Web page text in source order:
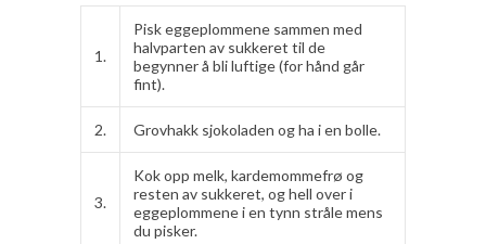
1.
Pisk eggeplommene sammen med
halvparten av sukkeret til de
begynner å bli luftige (for hånd går
fint).
2. Grovhakk sjokoladen og ha i en bolle.
3.
Kok opp melk, kardemommefrø og
resten av sukkeret, og hell over i
eggeplommene i en tynn stråle mens
du pisker.